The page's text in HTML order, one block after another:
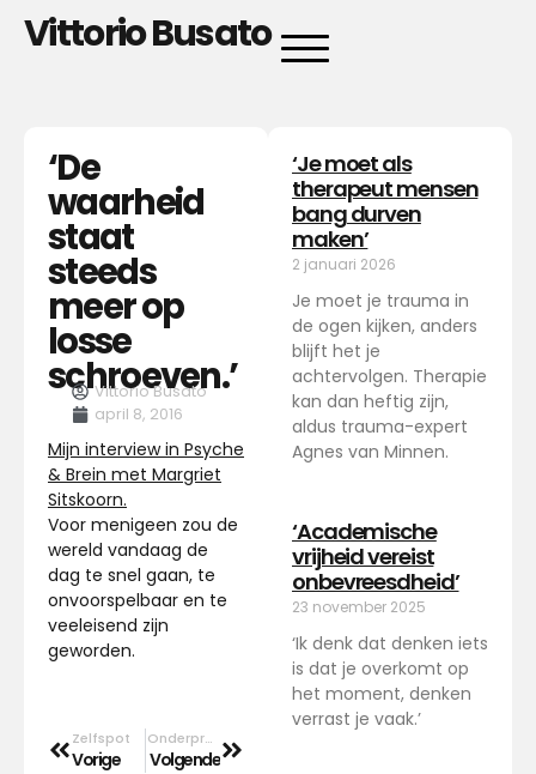
Vittorio Busato
‘De
waarheid
staat
steeds
meer op
losse
schroeven.’
Vittorio Busato
april 8, 2016
Mijn interview in Psyche
& Brein met Margriet
Sitskoorn.
Voor menigeen zou de
wereld vandaag de
dag te snel gaan, te
onvoorspelbaar en te
veeleisend zijn
geworden.
Volgende
Onderpresteren
Vorige
Zelfspot
‘Je moet als
therapeut mensen
bang durven
maken’
2 januari 2026
Je moet je trauma in
de ogen kijken, anders
blijft het je
achtervolgen. Therapie
kan dan heftig zijn,
aldus trauma-expert
Agnes van Minnen.
‘Academische
vrijheid vereist
onbevreesdheid’
23 november 2025
‘Ik denk dat denken iets
is dat je overkomt op
het moment, denken
verrast je vaak.’